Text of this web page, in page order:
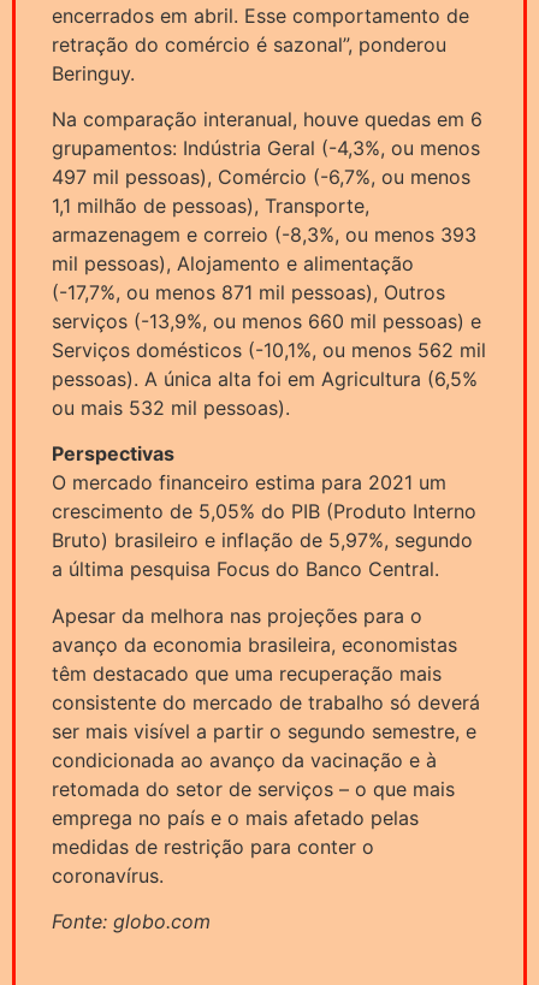
encerrados em abril. Esse comportamento de
retração do comércio é sazonal”, ponderou
Beringuy.
Na comparação interanual, houve quedas em 6
grupamentos: Indústria Geral (-4,3%, ou menos
497 mil pessoas), Comércio (-6,7%, ou menos
1,1 milhão de pessoas), Transporte,
armazenagem e correio (-8,3%, ou menos 393
mil pessoas), Alojamento e alimentação
(-17,7%, ou menos 871 mil pessoas), Outros
serviços (-13,9%, ou menos 660 mil pessoas) e
Serviços domésticos (-10,1%, ou menos 562 mil
pessoas). A única alta foi em Agricultura (6,5%
ou mais 532 mil pessoas).
Perspectivas
O mercado financeiro estima para 2021 um
crescimento de 5,05% do PIB (Produto Interno
Bruto) brasileiro e inflação de 5,97%, segundo
a última pesquisa Focus do Banco Central.
Apesar da melhora nas projeções para o
avanço da economia brasileira, economistas
têm destacado que uma recuperação mais
consistente do mercado de trabalho só deverá
ser mais visível a partir o segundo semestre, e
condicionada ao avanço da vacinação e à
retomada do setor de serviços – o que mais
emprega no país e o mais afetado pelas
medidas de restrição para conter o
coronavírus.
Fonte: globo.com